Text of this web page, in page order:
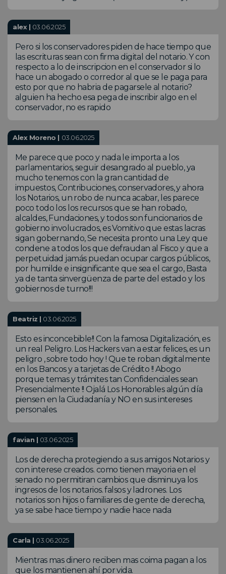
alex | 03.06.2025
Pero si los conservadores piden de hace tiempo que
las escrituras sean con firma digital del notario. Y con
respecto a lo de inscripcion en el conservador si lo
hace un abogado o corredor al que se le paga para
esto por que no habria de pagarsele al notario?
alguien ha hecho esa pega de inscribir algo en el
conservador, no es rapido
Alex Moreno | 03.06.2025
Me parece que poco y nada le importa a los
parlamentarios, seguir desangrado al pueblo, ya
mucho tenemos con la gran cantidad de
impuestos, Contribuciones, conservadores, y ahora
los Notarios, un robo de nunca acabar, les parece
poco todo los los recursos que se han robado,
alcaldes, Fundaciones, y todos son funcionarios de
gobierno involucrados, es Vomitivo que estas lacras
sigan gobernando, Se necesita pronto una Ley que
condene a todos los que defraudan al Fisco y que a
perpetuidad jamás puedan ocupar cargos públicos,
por humilde e insignificante que sea el cargo, Basta
ya de tanta sinvergüenza de parte del estado y los
gobiernos de turno!!!
Beatriz | 03.06.2025
Esto es inconcebible!! Con la famosa Digitalización, es
un real Peligro. Los Hackers van a estar felices, es un
peligro , sobre todo hoy ! Que te roban digitalmente
en los Bancos y a tarjetas de Crédito !! Abogo
porque temas y trámites tan Confidenciales sean
Presencialmente !! Ojalá Los Honorables algún día
piensen en la Ciudadanía y NO en sus intereses
personales.
favian | 03.06.2025
Los de derecha protegiendo a sus amigos Notarios y
con interese creados. como tienen mayoria en el
senado no permitiran cambios que disminuya los
ingresos de los notarios. falsos y ladrones. Los
notarios son hijos o familiares de gente de derecha,
ya se sabe hace tiempo y nadie hace nada
Carla | 03.06.2025
Mientras mas dinero reciben mas coima pagan a los
que los mantienen ahí por vida.